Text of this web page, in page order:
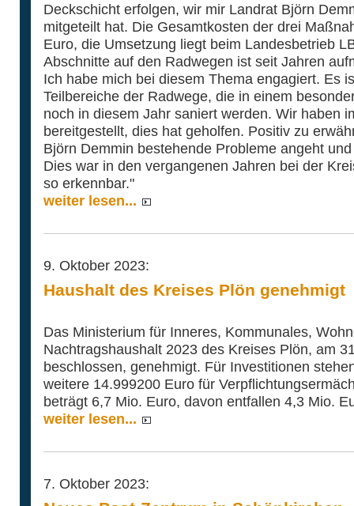
Deckschicht erfolgen, wir mir Landrat Björn
mitgeteilt hat. Die Gesamtkosten der drei
Euro, die Umsetzung liegt beim Landesbetrieb
Abschnitte auf den Radwegen ist seit Jahren
Ich habe mich bei diesem Thema engagiert. Es
Teilbereiche der Radwege, die in einem
noch in diesem Jahr saniert werden. Wir haben
bereitgestellt, dies hat geholfen. Positiv zu
Björn Demmin bestehende Probleme angeht
Dies war in den vergangenen Jahren bei der
so erkennbar."
weiter lesen...
9. Oktober 2023:
Haushalt des Kreises Plön genehmigt
Das Ministerium für Inneres, Kommunales,
Nachtragshaushalt 2023 des Kreises Plön, am
beschlossen, genehmigt. Für Investitionen
weitere 14.999200 Euro für
beträgt 6,7 Mio. Euro, davon entfallen 4,3 Mio.
weiter lesen...
7. Oktober 2023: